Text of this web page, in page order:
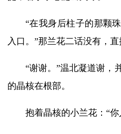
“在我身后柱子的那颗
入口。”那兰花二话没有，直
“谢谢。”温北凝道谢，
的晶核在根部。
抱着晶核的小兰花：“